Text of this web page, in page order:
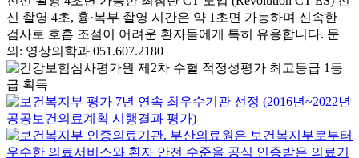
신 촬영 4초, 흉·복부 촬영 시간은 약 1초면 가능하며 신속한
검사로 호흡 조절이 어려운 환자들에게 특히 유용합니다. 문
의: 영상의학과 051.607.2180